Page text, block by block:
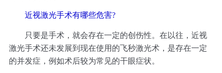
近视激光手术有哪些危害?
只要是手术，就会存在一定的创伤性。在以往，近视
激光手术还未发展到现在使用的飞秒激光术，是存在一定
的并发症，例如术后较为常见的干眼症状。